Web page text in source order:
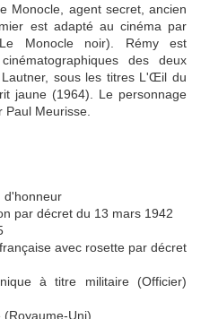
Monocle, agent secret, ancien
est adapté au cinéma par
Monocle noir). Rémy est
des deux
sous les titres L'Œil du
jaune (1964). Le personnage
Meurisse.
d'honneur
par décret du 13 mars 1942
avec rosette par décret
à titre militaire (Officier)
Uni)